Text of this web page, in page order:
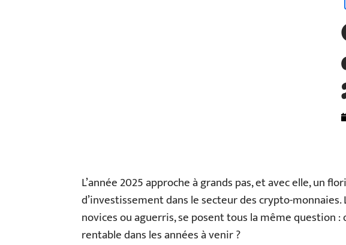
L’année 2025 approche à grands pas, et avec elle, un
d’investissement dans le secteur des crypto-monnaies.
novices ou aguerris, se posent tous la même question
rentable dans les années à venir ?